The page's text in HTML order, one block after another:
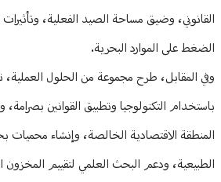
القانوني، وضيق مساحة الصيد الفعلية، وتأثيرات
الضغط على الموارد البحرية.
وفي المقابل، طرح مجموعة من الحلول العملية،
باستخدام التكنولوجيا وتطبيق القوانين
المنطقة الاقتصادية الخالصة، وإنشاء محميات
الطبيعية، ودعم البحث العلمي لتقييم المخزون